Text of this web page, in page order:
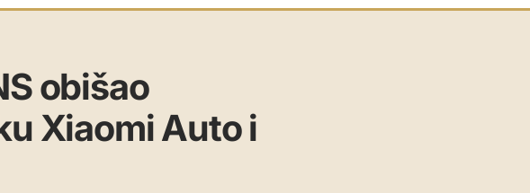
obišao
Xiaomi Auto i